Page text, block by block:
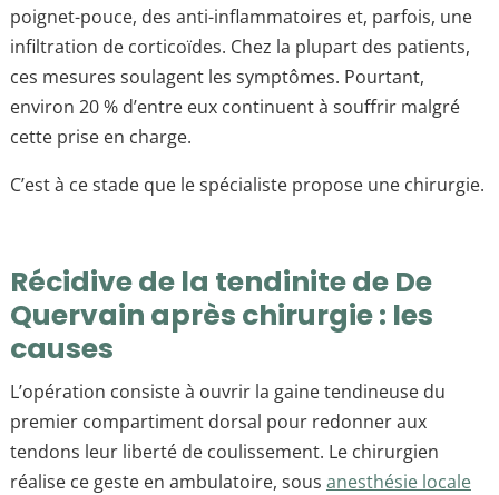
poignet-pouce, des anti-inflammatoires et, parfois, une
infiltration de corticoïdes. Chez la plupart des patients,
ces mesures soulagent les symptômes. Pourtant,
environ 20 % d’entre eux continuent à souffrir malgré
cette prise en charge.
C’est à ce stade que le spécialiste propose une chirurgie.
Récidive de la tendinite de De
Quervain après chirurgie : les
causes
L’opération consiste à ouvrir la gaine tendineuse du
premier compartiment dorsal pour redonner aux
tendons leur liberté de coulissement. Le chirurgien
réalise ce geste en ambulatoire, sous anesthésie locale